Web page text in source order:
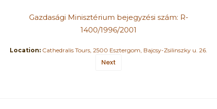
Gazdasági Minisztérium bejegyzési szám: R-
1400/1996/2001
Location: Cathedralis Tours, 2500 Esztergom, Bajcsy-Zsilinszky u. 26.
Next